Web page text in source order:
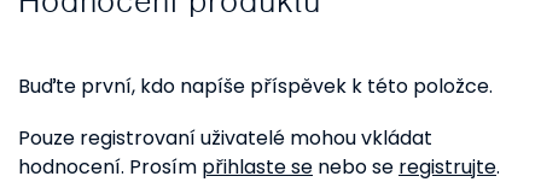
Buďte první, kdo napíše příspěvek k této položce.
Pouze registrovaní uživatelé mohou vkládat
hodnocení. Prosím přihlaste se nebo se registrujte.